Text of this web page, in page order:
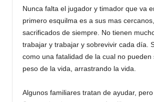
Nunca falta el jugador y timador que va
primero esquilma es a sus mas
sacrificados de siempre. No tienen
trabajar y trabajar y sobrevivir cada día.
como una fatalidad de la cual no
peso de la vida, arrastrando la vida.
Algunos familiares tratan de ayudar,